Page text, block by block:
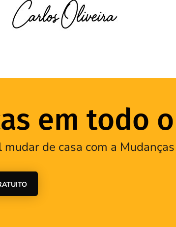
em todo
de casa com a